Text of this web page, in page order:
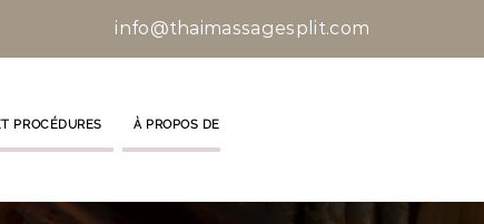
info@thaimassagesplit.com
PROCÉDURES À PROPOS DE NOUS